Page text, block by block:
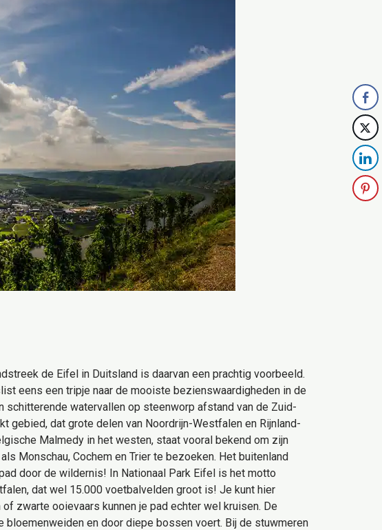
de Eifel in Duitsland is daarvan een prachtig voorbeeld.
eens een tripje naar de mooiste bezienswaardigheden in de
watervallen op steenworp afstand van de Zuid-
gebied, dat grote delen van Noordrijn-Westfalen en Rijnland-
Malmedy in het westen, staat vooral bekend om zijn
Monschau, Cochem en Trier te bezoeken. Het buitenland
door de wildernis! In Nationaal Park Eifel is het motto
dat wel 15.000 voetbalvelden groot is! Je kunt hier
zwarte ooievaars kunnen je pad echter wel kruisen. De
en door diepe bossen voert. Bij de stuwmeren